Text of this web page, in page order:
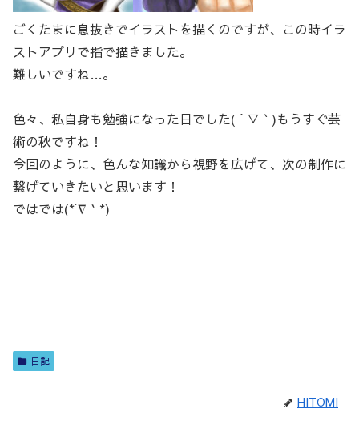
ごくたまに息抜きでイラストを描くのですが、この時イラ
ストアプリで指で描きました。
難しいですね…。
色々、私自身も勉強になった日でした( ´ ▽ ` )もうすぐ芸
術の秋ですね！
今回のように、色んな知識から視野を広げて、次の制作に
繋げていきたいと思います！
ではでは(*´∇｀*)
日記
HITOMI